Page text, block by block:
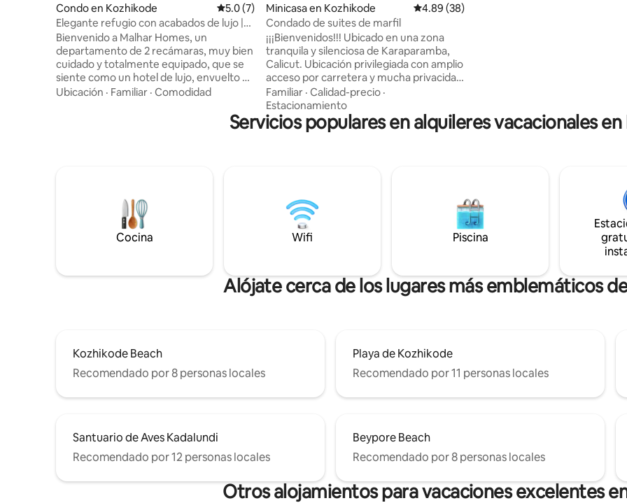
Condo en Kozhikode Calificación promedio: 5.0 de 5, 7 reseñas
5.0 (7)
Elegante refugio con acabados de lujo |
Ubicación privilegiada
Bienvenido a Malhar Homes, un
departamento de 2 recámaras, muy bien
cuidado y totalmente equipado, que se
siente como un hotel de lujo, envuelto en
la calidez de un verdadero hogar. Si
disponible (sin compartir). Ubicado en
una zona tranquila, este es tu refugio
acondicionado, un baño de diseñador y
una cocina totalmente equipada.
Ubicado en un barrio tranquilo con vistas
a un exuberante jardín. Perfecto para
Ubicación · Familiar · Comodidad
Minicasa en Kozhikode Calificación promedio: 4.89 de 5, 38 reseñas
4.89 (38)
Condado de suites de marfil
¡¡¡Bienvenidos!!! Ubicado en una zona
tranquila y silenciosa de Karaparamba,
Calicut. Ubicación privilegiada con amplio
acceso por carretera y mucha privacidad
para la propiedad. Aquí sentirá
tranquilidad. A 100 metros se
encuentran todos los servicios, como el
supermercado Reliance, gimnasios de
permitirá disfrutar de privacidad con su
pareja o familia. Son ideales para turistas
y viajeros. Venga y disfrute de la
experiencia por sí mismo.
Familiar · Calidad-precio ·
Estacionamiento
Servicios populares en alquileres vacacionales
Cocina Wifi Piscina
Alójate cerca de los lugares más emblemáticos
Kozhikode Beach
Recomendado por 8 personas locales
Playa de Kozhikode
Recomendado por 11 personas locales
Santuario de Aves Kadalundi
Recomendado por 12 personas locales
Beypore Beach
Recomendado por 8 personas locales
Otros alojamientos para vacaciones excelentes